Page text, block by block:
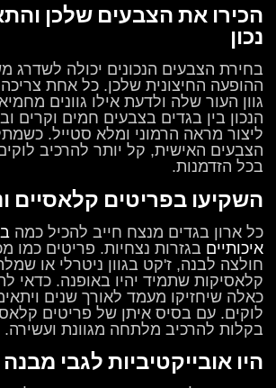
הכירו את הצבעים שלכן
נכון
בחירת הצבעים הנכונים יכולה לשדרג
ההופעה החיצונית שלכן. כל אחת
גוון העור שלה ולדעת אילו גוונים
הנכון בין בגדים בצבעים חמים וקרים
ליצור מראה הרמוני ומלא סטייל.
הצבעים האישית, קל יותר להרכיב
בכל הזדמנות.
השקיעו בפריטים קלאסיים
כל ארון בגדים מנצח חייב להכיל כמה
איכותיים בגזרות נצחיות. פריטים כמו
חולצה לבנה, ז'קט בגוון ניטרלי או
קלאסיקות שתמיד יהיו באופנה. כדאי
כאלה שיחזיקו מעמד לאורך שנים
לוקים. עם בסיס איתן של פריטים
בקלות להרכיב מלתחה מגוונת ועשירה.
היו אובייקטיביות לגבי